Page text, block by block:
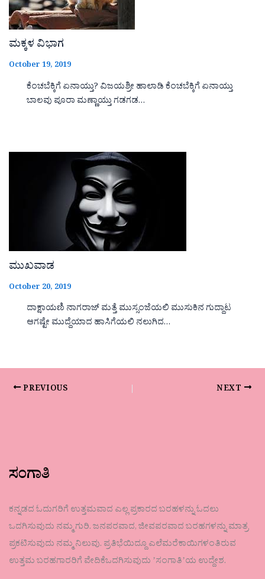
ಮಕ್ಕಳ ವಿಭಾಗ
October 19, 2019
ಕೆಂಚಬೆಕ್ಕಿಗೆ ಏನಾಯ್ತು? ವಿಜಯಶ್ರೀ ಹಾಲಾಡಿ ಕೆಂಚಬೆಕ್ಕಿಗೆ ಏನಾಯ್ತು
ಬಾಲವು ಪೂರಾ ಮಣ್ಣಾಯ್ತು ಗಡಗಡ…
ಮುಖವಾಡ
October 20, 2019
ದಾಕ್ಷಾಯಣಿ ನಾಗರಾಜ್ ಮತ್ತೆ ಮುಸ್ಸಂಜೆಯಲಿ ಮುಸುಕಿನ ಗುದ್ದಾಟ
ಆಗಷ್ಟೇ ಮುದ್ದೆಯಾದ ಹಾಸಿಗೆಯಲಿ ನಲುಗಿದ…
PREVIOUS NEXT
ಸಂಗಾತಿ
ಕನ್ನಡದ ಓದುಗರಿಗೆ ಉತ್ತಮವಾದ ಎಲ್ಲ ಪ್ರಕಾರದ ಬರಹಳನ್ನು ಓದಲು
ಒದಗಿಸುವುದು ನಮ್ಮ ಗುರಿ. ಜನಪರವಾದ, ಜೀವಪರವಾದ ಬರಹಗಳನ್ನು ಮಾತ್ರ
ಪ್ರಕಟಿಸುವುದು ನಮ್ಮ ನಿಲುವು. ಪ್ರತಿಭೆಯಿದ್ದೂ ಎಲೆಮರೆಕಾಯಿಗಳಂತಿರುವ
ಉತ್ತಮ ಬರಹಗಾರರಿಗೆ ವೇದಿಕೆಒದಗಿಸುವುದು ʼಸಂಗಾತಿʼಯ ಉದ್ದೇಶ.